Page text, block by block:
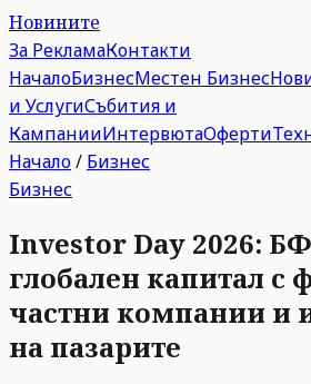
Новините
За РекламаКонтакти
НачалоБизнесМестен Бизнес
и УслугиСъбития и
КампанииИнтервютаОферти
Начало/ Бизнес
Бизнес
Investor Day 2026:
глобален капитал с
частни компании и
на пазарите